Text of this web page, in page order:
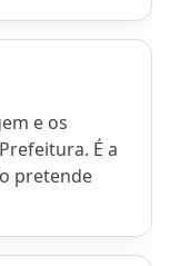
e os
É a
pretende